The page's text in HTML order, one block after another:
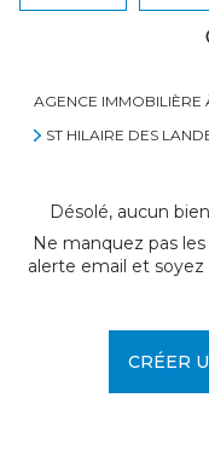
AGENCE IMMOBILIÈRE
ST HILAIRE DES
Désolé, aucun
Ne manquez pas
alerte email et
CRÉER